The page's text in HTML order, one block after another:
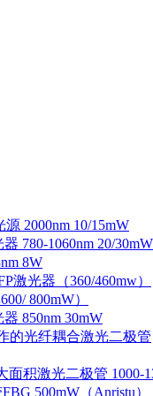
2000nm 10/15mW
780-1060nm 20/30mW
8W
激光器（360/460mw）
800mW）
850nm 30mW
的光纤耦合激光二极管
面积激光二极管 1000-
500mW（Anristu）